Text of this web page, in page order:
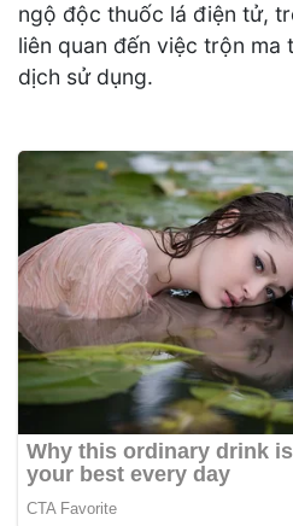
ngộ độc thuốc lá điện tử,
liên quan đến việc trộn
dịch sử dụng.